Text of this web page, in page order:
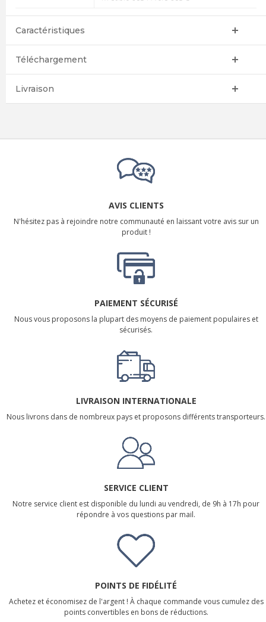
Caractéristiques
Téléchargement
Livraison
AVIS CLIENTS
N'hésitez pas à rejoindre notre communauté en laissant votre avis sur un
produit !
PAIEMENT SÉCURISÉ
Nous vous proposons la plupart des moyens de paiement populaires et
sécurisés.
LIVRAISON INTERNATIONALE
Nous livrons dans de nombreux pays et proposons différents transporteurs.
SERVICE CLIENT
Notre service client est disponible du lundi au vendredi, de 9h à 17h pour
répondre à vos questions par mail.
POINTS DE FIDÉLITÉ
Achetez et économisez de l'argent ! À chaque commande vous cumulez des
points convertibles en bons de réductions.